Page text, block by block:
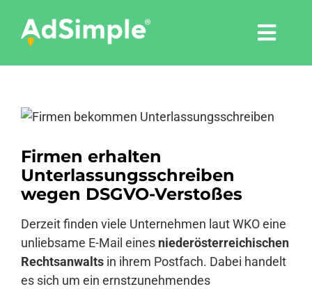
content
Pressemitteilungen
Shop
Agentur
Zeige
Bild
Firmen erhalten
Unterlassungsschreiben
wegen DSGVO-Verstoßes
Derzeit finden viele Unternehmen laut WKO eine
unliebsame E-Mail eines niederösterreichischen
Rechtsanwalts in ihrem Postfach. Dabei handelt
es sich um ein ernstzunehmendes